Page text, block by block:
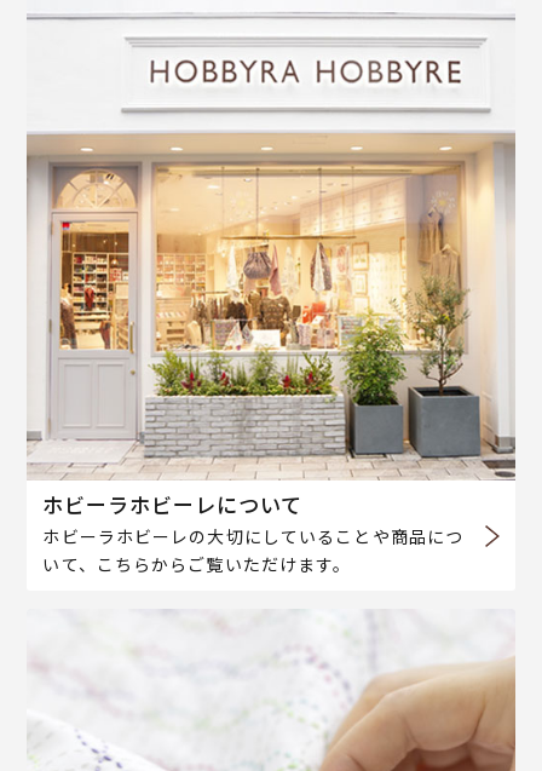
ホビーラホビーレについて
ホビーラホビーレの大切にしていることや商品につ
いて、こちらからご覧いただけます。